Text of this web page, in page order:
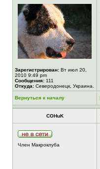
Зарегистрирован: Вт июл 20,
2010 9:49 pm
Сообщения: 111
Откуда: Северодонецк, Украина.
Вернуться к началу
COHuK
Член Макроклуба